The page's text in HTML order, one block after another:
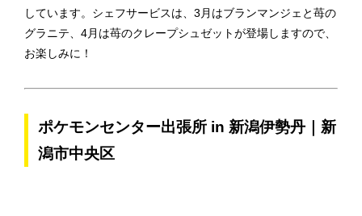
しています。シェフサービスは、3月はブランマンジェと苺の
グラニテ、4月は苺のクレープシュゼットが登場しますので、
お楽しみに！
ポケモンセンター出張所 in 新潟伊勢丹｜新
潟市中央区